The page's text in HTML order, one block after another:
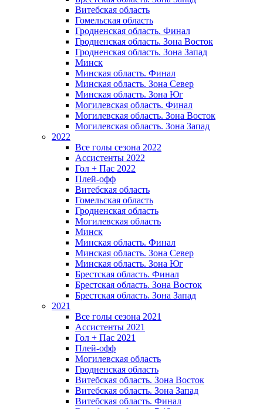
Витебская область
Гомельская область
Гродненская область. Финал
Гродненская область. Зона Восток
Гродненская область. Зона Запад
Минск
Минская область. Финал
Минская область. Зона Север
Минская область. Зона Юг
Могилевская область. Финал
Могилевская область. Зона Восток
Могилевская область. Зона Запад
2022
Все голы сезона 2022
Ассистенты 2022
Гол + Пас 2022
Плей-офф
Витебская область
Гомельская область
Гродненская область
Могилевская область
Минск
Mинская область. Финал
Минская область. Зона Север
Минская область. Зона Юг
Брестская область. Финал
Брестская область. Зона Восток
Брестская область. Зона Запад
2021
Все голы сезона 2021
Ассистенты 2021
Гол + Пас 2021
Плей-офф
Могилевская область
Гродненская область
Витебская область. Зона Восток
Витебская область. Зона Запад
Витебская область. Финал